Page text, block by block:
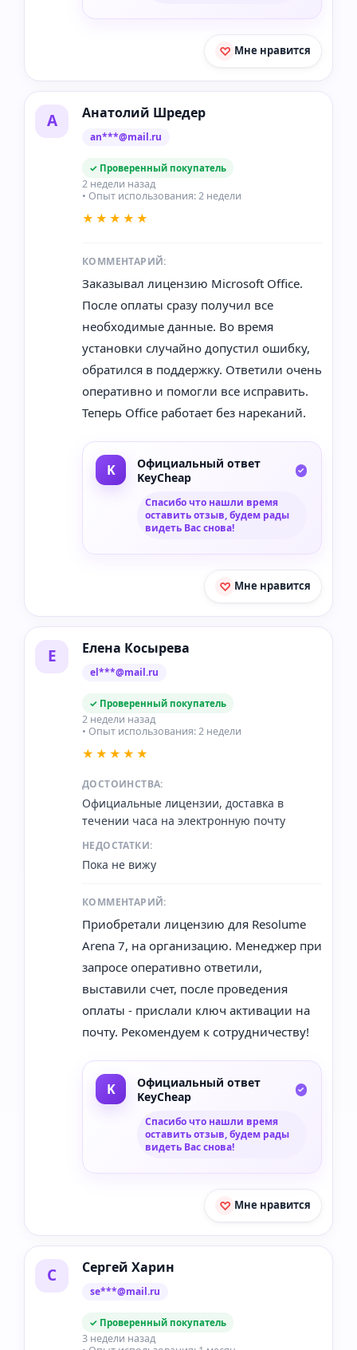
Мне нравится
А Анатолий Шредер
an***@mail.ru
✓ Проверенный покупатель
2 недели назад
• Опыт использования: 2 недели
★★★★★
КОММЕНТАРИЙ:
Заказывал лицензию Microsoft Office.
После оплаты сразу получил все
необходимые данные. Во время
установки случайно допустил ошибку,
обратился в поддержку. Ответили очень
оперативно и помогли все исправить.
Теперь Office работает без нареканий.
Официальный ответ
KeyCheap
Спасибо что нашли время
оставить отзыв, будем рады
видеть Вас снова!
Мне нравится
Е Елена Косырева
el***@mail.ru
✓ Проверенный покупатель
2 недели назад
• Опыт использования: 2 недели
★★★★★
ДОСТОИНСТВА:
Официальные лицензии, доставка в
течении часа на электронную почту
НЕДОСТАТКИ:
Пока не вижу
КОММЕНТАРИЙ:
Приобретали лицензию для Resolume
Arena 7, на организацию. Менеджер при
запросе оперативно ответили,
выставили счет, после проведения
оплаты - прислали ключ активации на
почту. Рекомендуем к сотрудничеству!
Официальный ответ
KeyCheap
Спасибо что нашли время
оставить отзыв, будем рады
видеть Вас снова!
Мне нравится
С Сергей Харин
se***@mail.ru
✓ Проверенный покупатель
3 недели назад